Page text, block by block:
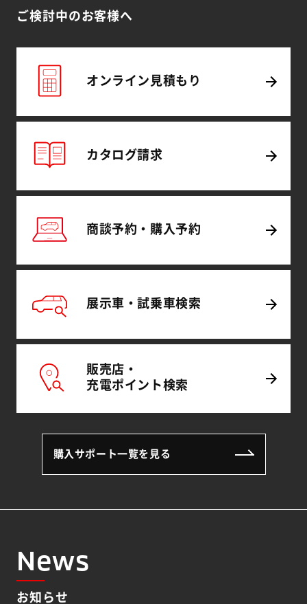
ご検討中のお客様へ
オンライン 見積もり
カタログ請求
商談予約・ 購入予約
展示車・試乗車検索
販売店・
充電ポイント検索
購入サポート一覧を見る
News
お知らせ